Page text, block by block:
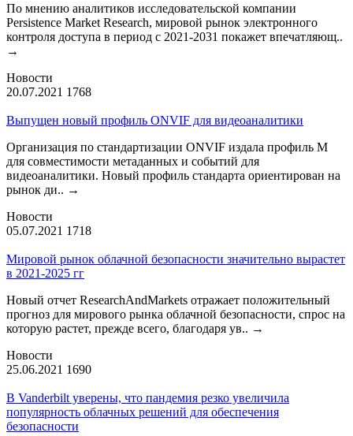
По мнению аналитиков исследовательской компании
Persistence Market Research, мировой рынок электронного
контроля доступа в период с 2021-2031 покажет впечатляющ..
→
Новости
20.07.2021 1768
Выпущен новый профиль ONVIF для видеоаналитики
Организация по стандартизации ONVIF издала профиль М
для совместимости метаданных и событий для
видеоаналитики. Новый профиль стандарта ориентирован на
рынок ди.. →
Новости
05.07.2021 1718
Мировой рынок облачной безопасности значительно вырастет
в 2021-2025 гг
Новый отчет ResearchAndMarkets отражает положительный
прогноз для мирового рынка облачной безопасности, спрос на
которую растет, прежде всего, благодаря ув.. →
Новости
25.06.2021 1690
В Vanderbilt уверены, что пандемия резко увеличила
популярность облачных решений для обеспечения
безопасности